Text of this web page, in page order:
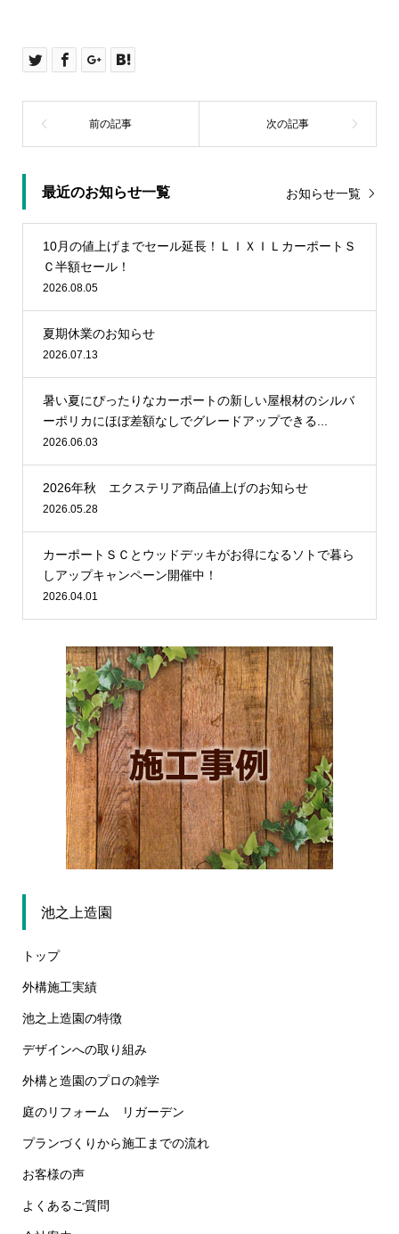
最近のお知らせ一覧 お知らせ一覧
10月の値上げまでセール延長！ＬＩＸＩＬカーポートＳ
Ｃ半額セール！
2026.08.05
夏期休業のお知らせ
2026.07.13
暑い夏にぴったりなカーポートの新しい屋根材のシルバ
ーポリカにほぼ差額なしでグレードアップできる...
2026.06.03
2026年秋 エクステリア商品値上げのお知らせ
2026.05.28
カーポートＳＣとウッドデッキがお得になるソトで暮ら
しアップキャンペーン開催中！
2026.04.01
池之上造園
トップ
外構施工実績
池之上造園の特徴
デザインへの取り組み
外構と造園のプロの雑学
庭のリフォーム リガーデン
プランづくりから施工までの流れ
お客様の声
よくあるご質問